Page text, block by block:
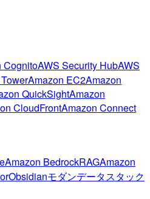
CognitoAWS Security HubAWS
Amazon EC2Amazon
QuickSightAmazon
CloudFrontAmazon Connect
Amazon BedrockRAGAmazon
Obsidianモダンデータスタック